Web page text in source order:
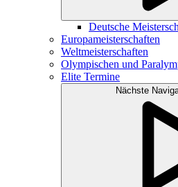
Deutsche
Europameisterschaften
Weltmeisterschaften
Olympischen und
Elite Termine
Nächste